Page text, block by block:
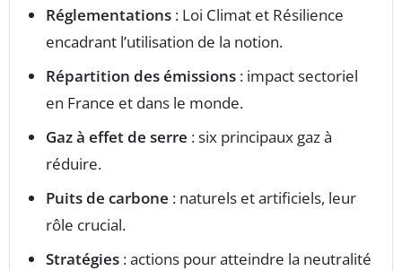
Réglementations : Loi Climat et Résilience
encadrant l’utilisation de la notion.
Répartition des émissions : impact sectoriel
en France et dans le monde.
Gaz à effet de serre : six principaux gaz à
réduire.
Puits de carbone : naturels et artificiels, leur
rôle crucial.
Stratégies : actions pour atteindre la neutralité